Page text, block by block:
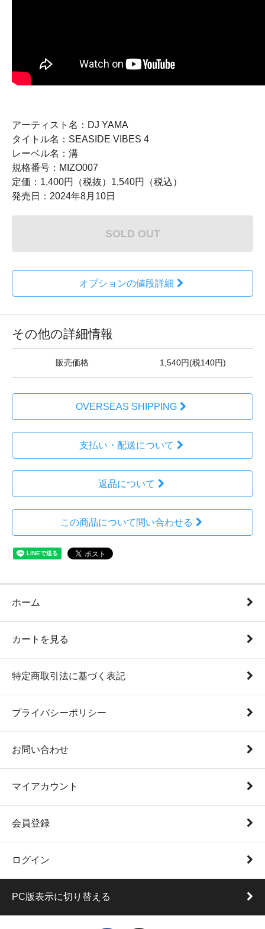
アーティスト名：DJ YAMA
タイトル名：SEASIDE VIBES 4
レーベル名：溝
規格番号：MIZO007
定価：1,400円（税抜）1,540円（税込）
発売日：2024年8月10日
SOLD OUT
オプションの値段詳細
その他の詳細情報
販売価格 1,540円(税140円)
OVERSEAS SHIPPING
支払い・配送について
返品について
この商品について問い合わせる
ホーム
カートを見る
特定商取引法に基づく表記
プライバシーポリシー
お問い合わせ
マイアカウント
会員登録
ログイン
PC版表示に切り替える